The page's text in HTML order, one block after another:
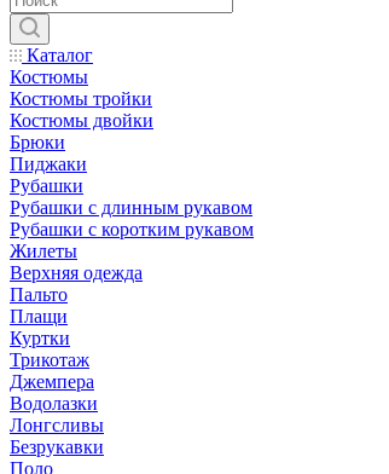
Каталог
Костюмы
Костюмы тройки
Костюмы двойки
Брюки
Пиджаки
Рубашки
Рубашки с длинным рукавом
Рубашки с коротким рукавом
Жилеты
Верхняя одежда
Пальто
Плащи
Куртки
Трикотаж
Джемпера
Водолазки
Лонгсливы
Безрукавки
Поло